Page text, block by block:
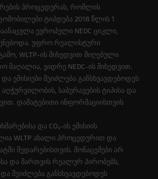
პროცედურას, რომლის
ტიპდება 2018 წლის 1
ევროპული NEDC ციკლი,
უფრო რეალისტური
WLTP-ის მიხედვით მიღებული
მაღალია, ვიდრე NEDC-ის მიხედვით.
ემისიები შეიძლება განსხვავდებოდეს
აღჭურვილობის, საბურავების ტიპისა და
დამატებითი ინფორმაციისთვის
და CO₂-ის ემისიის
WLTP ახალი პროცედურით და
შედარებისთვის. მონაცემები არ
და მართვის რეალურ პირობებს,
შეიძლება განსხვავდებოდეს